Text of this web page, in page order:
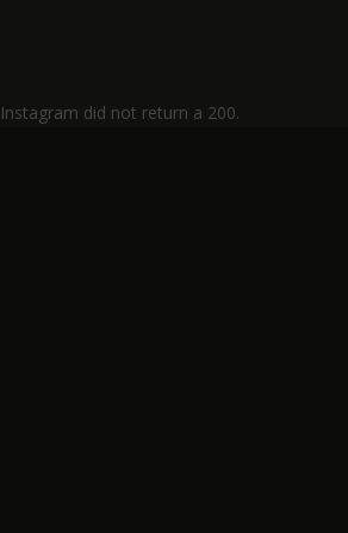
Instagram did not return a 200.